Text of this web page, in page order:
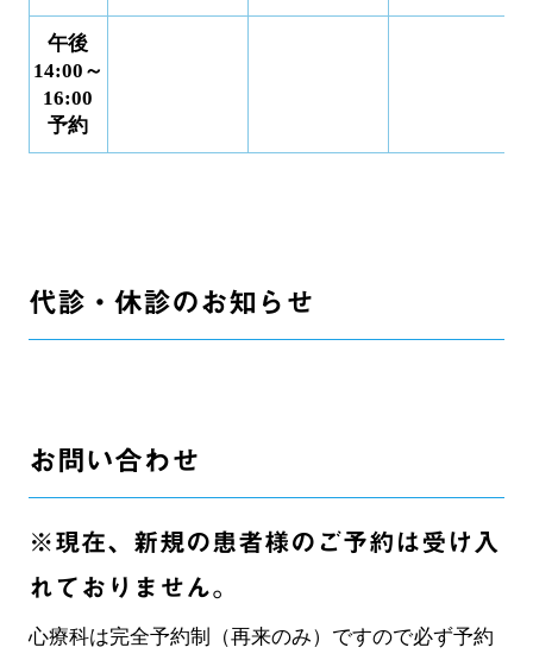
午後
14:00～
16:00
予約
代診・休診のお知らせ
お問い合わせ
※現在、新規の患者様のご予約は受け入
れておりません。
心療科は完全予約制（再来のみ）ですので必ず予約